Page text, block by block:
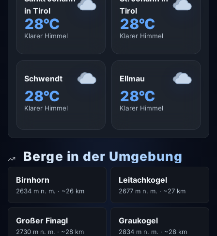
in Tirol
28°C
Klarer Himmel
Tirol
28°C
Klarer Himmel
Schwendt
28°C
Klarer Himmel
Ellmau
28°C
Klarer Himmel
Berge in der Umgebung
Birnhorn
2634 m n. m. · ~26 km
Leitachkogel
2677 m n. m. · ~27 km
Großer Finagl
2730 m n. m. · ~28 km
Graukogel
2834 m n. m. · ~28 km